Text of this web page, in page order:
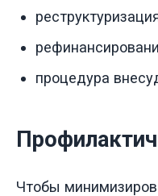
процедура
Чтобы